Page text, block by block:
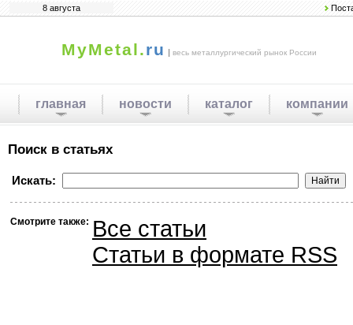
8 августа
MyMetal.ru | весь металлургический рынок России
главная новости каталог компании
Поиск в статьях
Искать:
Смотрите также: Все статьи
Статьи в формате RSS